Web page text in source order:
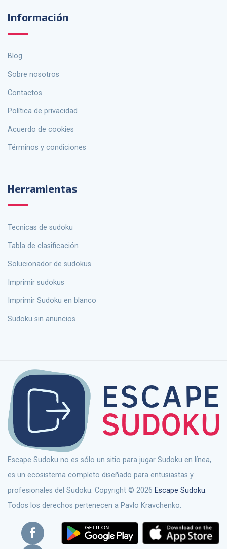
Información
Blog
Sobre nosotros
Contactos
política de privacidad
Acuerdo de cookies
Términos y condiciones
Herramientas
tecnicas de sudoku
Tabla de clasificación
solucionador de sudokus
Imprimir sudokus
Imprimir Sudoku en blanco
Sudoku sin anuncios
Escape Sudoku no es sólo un sitio para jugar Sudoku en línea,
es un ecosistema completo diseñado para entusiastas y
profesionales del Sudoku. Copyright © 2026 Escape Sudoku.
Todos los derechos pertenecen a Pavlo Kravchenko.